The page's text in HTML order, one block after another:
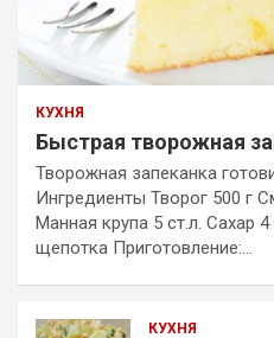
КУХНЯ
Быстрая творожная
Творожная запеканка
Ингредиенты Творог 500 г
Манная крупа 5 ст.л. Сахар
щепотка Приготовление:…
КУХНЯ